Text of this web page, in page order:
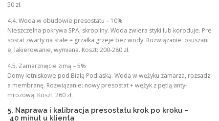
50 zł.
4.4. Woda w obudowie presostatu – 10%
Nieszczelna pokrywa SPA, skropliny. Woda zwiera styki lub koroduje. Pre
sostat zwarty na stałe = grzałka grzeje bez wody. Rozwiązanie: osuszani
e, lakierowanie, wymiana. Koszt: 200-280 zł.
4.5. Zamarznięcie zimą – 5%
Domy letniskowe pod Białą Podlaską. Woda w wężyku zamarza, rozsadz
a membranę. Rozwiązanie: nowy presostat + wężyk z pętlą anty-
mrozową. Koszt: 260 zł.
5. Naprawa i kalibracja presostatu krok po kroku –
40 minut u klienta